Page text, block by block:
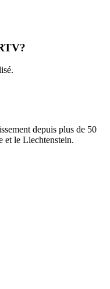
depuis plus de 50
et le Liechtenstein.